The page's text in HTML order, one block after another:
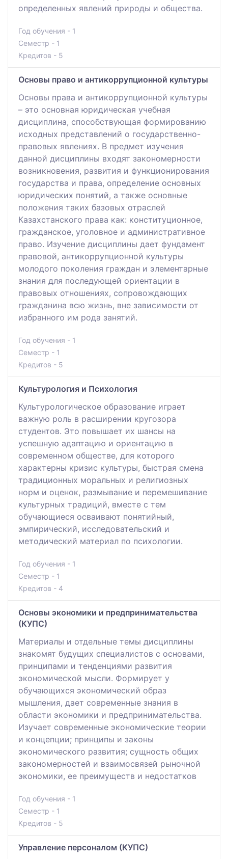
определенных явлений природы и общества.
Год обучения - 1
Семестр - 1
Кредитов - 5
Основы право и антикоррупционной культуры
Основы права и антикоррупционной культуры
– это основная юридическая учебная
дисциплина, способствующая формированию
исходных представлений о государственно-
правовых явлениях. В предмет изучения
данной дисциплины входят закономерности
возникновения, развития и функционирования
государства и права, определение основных
юридических понятий, а также основные
положения таких базовых отраслей
Казахстанского права как: конституционное,
гражданское, уголовное и административное
право. Изучение дисциплины дает фундамент
правовой, антикоррупционной культуры
молодого поколения граждан и элементарные
знания для последующей ориентации в
правовых отношениях, сопровождающих
гражданина всю жизнь, вне зависимости от
избранного им рода занятий.
Год обучения - 1
Семестр - 1
Кредитов - 5
Культурология и Психология
Культурологическое образование играет
важную роль в расширении кругозора
студентов. Это повышает их шансы на
успешную адаптацию и ориентацию в
современном обществе, для которого
характерны кризис культуры, быстрая смена
традиционных моральных и религиозных
норм и оценок, размывание и перемешивание
культурных традиций, вместе с тем
обучающиеся осваивают понятийный,
эмпирический, исследовательский и
методический материал по психологии.
Год обучения - 1
Семестр - 1
Кредитов - 4
Основы экономики и предпринимательства
(КУПС)
Материалы и отдельные темы дисциплины
знакомят будущих специалистов с основами,
принципами и тенденциями развития
экономической мысли. Формирует у
обучающихся экономический образ
мышления, дает современные знания в
области экономики и предпринимательства.
Изучает современные экономические теории
и концепции; принципы и законы
экономического развития; сущность общих
закономерностей и взаимосвязей рыночной
экономики, ее преимуществ и недостатков
Год обучения - 1
Семестр - 1
Кредитов - 5
Управление персоналом (КУПС)